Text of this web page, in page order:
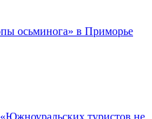
осьминога» в Приморье